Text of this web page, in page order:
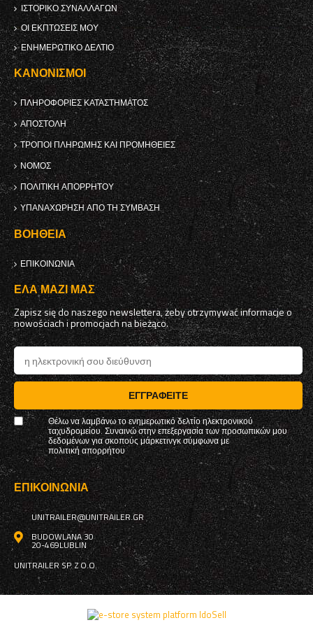
ΙΣΤΟΡΙΚΌ ΣΥΝΑΛΛΑΓΏΝ
ΟΙ ΕΚΠΤΏΣΕΙΣ ΜΟΥ
ΕΝΗΜΕΡΩΤΙΚΌ ΔΕΛΤΊΟ
ΚΑΝΟΝΙΣΜΟΊ
ΠΛΗΡΟΦΟΡΊΕΣ ΚΑΤΑΣΤΉΜΑΤΟΣ
ΑΠΟΣΤΟΛΉ
ΤΡΌΠΟΙ ΠΛΗΡΩΜΉΣ ΚΑΙ ΠΡΟΜΉΘΕΙΕΣ
ΝΌΜΟΣ
ΠΟΛΙΤΙΚΉ ΑΠΟΡΡΉΤΟΥ
ΥΠΑΝΑΧΏΡΗΣΗ ΑΠΌ ΤΗ ΣΎΜΒΑΣΗ
ΒΟΉΘΕΙΑ
ΕΠΙΚΟΙΝΩΝΊΑ
ΈΛΑ ΜΑΖΊ ΜΑΣ
Zapisz się do naszego newslettera, żeby otrzymywać informacje o
nowościach i promocjach na bieżąco.
ΕΓΓΡΑΦΕΊΤΕ
Θέλω να λαμβάνω το ενημερωτικό δελτίο ηλεκτρονικού
ταχυδρομείου. Συναινώ στην επεξεργασία των προσωπικών μου
δεδομένων για σκοπούς μάρκετινγκ σύμφωνα με
πολιτική απορρήτου
ΕΠΙΚΟΙΝΩΝΊΑ
UNITRAILER@UNITRAILER.GR
BUDOWLANA 30
20-469LUBLIN
UNITRAILER SP. Z O.O.